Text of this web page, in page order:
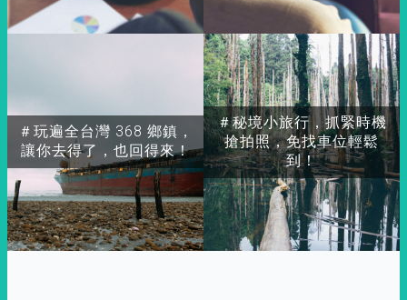
＃玩遍全台灣 368 鄉鎮，
讓你去得了，也回得來！
＃秘境小旅行，抓緊時機
搶拍照，免找車位輕鬆
到！